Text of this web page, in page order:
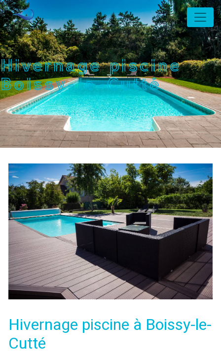
Panneau de gestion des cookies
Hivernage piscine
Boissy-le-Cutté
Hivernage piscine à Boissy-le-
Cutté